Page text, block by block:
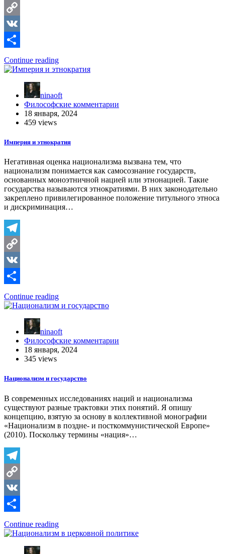
Telegram
Copy
Link
VK
Отправить
Continue reading
ninaoft
Философские комментарии
18 января, 2024
459 views
Империя и этнократия
Негативная оценка национализма вызвана тем, что
национализм понимается как самосознание государств,
основанных моноэтничной нацией или этнонацией. Такие
государства называются этнократиями. В них законодательно
закреплено привилегированное положение титульного этноса
и дискриминация…
Telegram
Copy
Link
VK
Отправить
Continue reading
ninaoft
Философские комментарии
18 января, 2024
345 views
Национализм и государство
В современных исследованиях наций и национализма
существуют разные трактовки этих понятий. Я опишу
концепцию, взятую за основу в коллективной монографии
«Национализм в поздне- и посткоммунистической Европе»
(2010). Поскольку термины «нация»…
Telegram
Copy
Link
VK
Отправить
Continue reading